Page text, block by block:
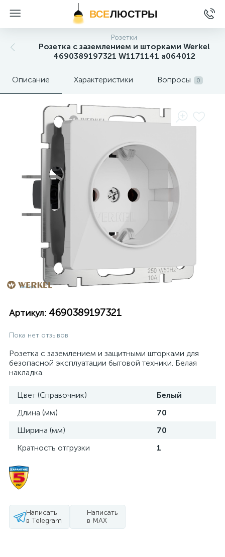
ВСЕЛЮСТРЫ
Розетки
Розетка с заземлением и шторками Werkel
4690389197321 W1171141 a064012
Описание Характеристики Вопросы 0
Артикул: 4690389197321
Пока нет отзывов
Розетка с заземлением и защитными шторками для
безопасной эксплуатации бытовой техники. Белая
накладка.
Цвет (Справочник)
Белый
Длина (мм)
70
Ширина (мм)
70
Кратность отгрузки
1
Написать
в Telegram
Написать
в MAX